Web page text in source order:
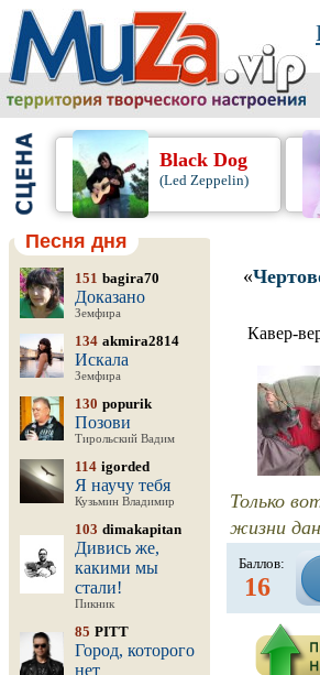
Black Dog
(Led Zeppelin)
Песня дня
151 bagira70
Доказано
Земфира
134 akmira2814
Искала
Земфира
130 popurik
Позови
Тирольский Вадим
114 igorded
Я научу тебя
Кузьмин Владимир
103 dimakapitan
Дивись же,
какими мы
стали!
Пикник
85 PITT
Город, которого
нет
«
Кавер-
Только
жизни
Баллов:
16